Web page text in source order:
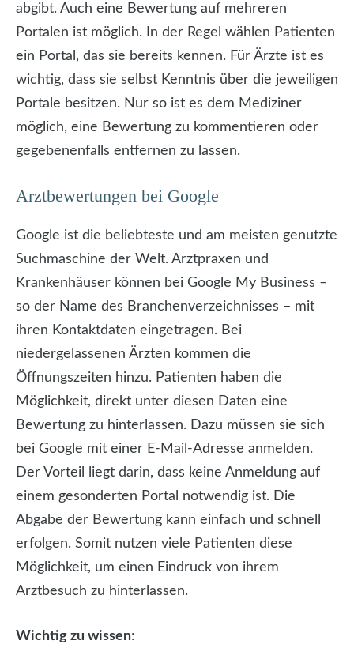
abgibt. Auch eine Bewertung auf mehreren
Portalen ist möglich. In der Regel wählen Patienten
ein Portal, das sie bereits kennen. Für Ärzte ist es
wichtig, dass sie selbst Kenntnis über die jeweiligen
Portale besitzen. Nur so ist es dem Mediziner
möglich, eine Bewertung zu kommentieren oder
gegebenenfalls entfernen zu lassen.
Arztbewertungen bei Google
Google ist die beliebteste und am meisten genutzte
Suchmaschine der Welt. Arztpraxen und
Krankenhäuser können bei Google My Business –
so der Name des Branchenverzeichnisses – mit
ihren Kontaktdaten eingetragen. Bei
niedergelassenen Ärzten kommen die
Öffnungszeiten hinzu. Patienten haben die
Möglichkeit, direkt unter diesen Daten eine
Bewertung zu hinterlassen. Dazu müssen sie sich
bei Google mit einer E-Mail-Adresse anmelden.
Der Vorteil liegt darin, dass keine Anmeldung auf
einem gesonderten Portal notwendig ist. Die
Abgabe der Bewertung kann einfach und schnell
erfolgen. Somit nutzen viele Patienten diese
Möglichkeit, um einen Eindruck von ihrem
Arztbesuch zu hinterlassen.
Wichtig zu wissen: